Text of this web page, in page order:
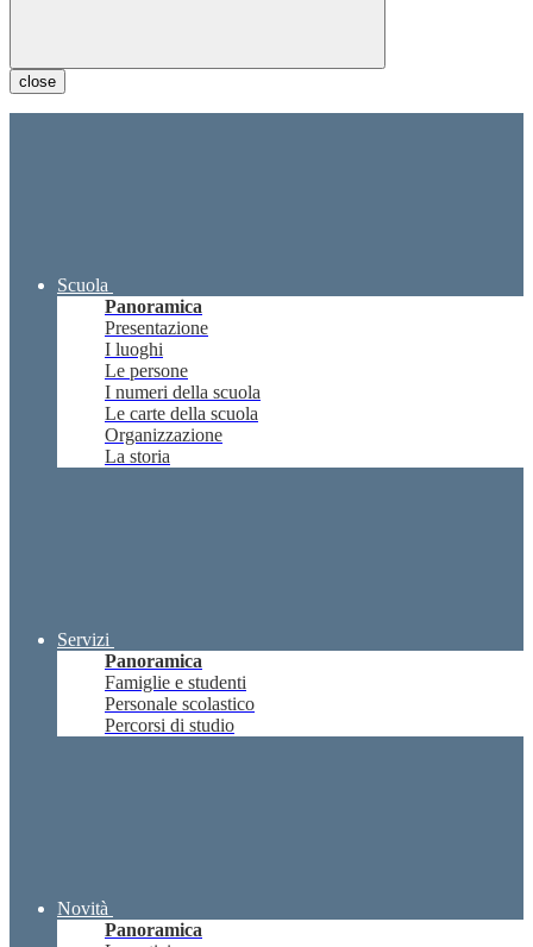
close
Scuola
Panoramica
Presentazione
I luoghi
Le persone
I numeri della scuola
Le carte della scuola
Organizzazione
La storia
Servizi
Panoramica
Famiglie e studenti
Personale scolastico
Percorsi di studio
Novità
Panoramica